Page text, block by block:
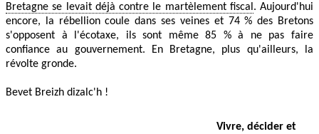
Bretagne se levait déjà contre le martèlement fiscal . Aujourd'hui
encore, la rébellion coule dans ses veines et 74 % des Bretons
s'opposent à l'écotaxe, ils sont même 85 % à ne pas faire
confiance au gouvernement. En Bretagne, plus qu'ailleurs, la
révolte gronde.
Bevet Breizh dizalc'h !
Vivre, décider et